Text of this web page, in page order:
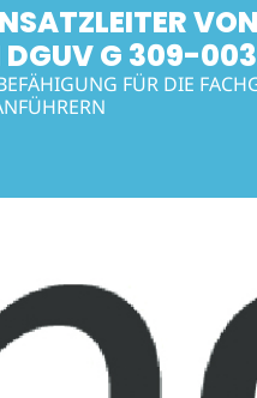
DGUV G 309-003
FÜR DIE